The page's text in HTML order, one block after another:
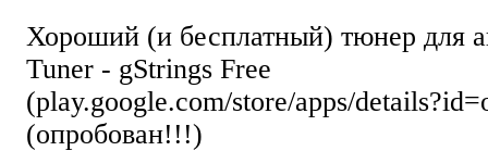
Хороший (и бесплатный) тюнер для
Tuner - gStrings Free
(play.google.com/store/apps/
(опробован!!!)